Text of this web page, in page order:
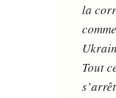
la
Tout